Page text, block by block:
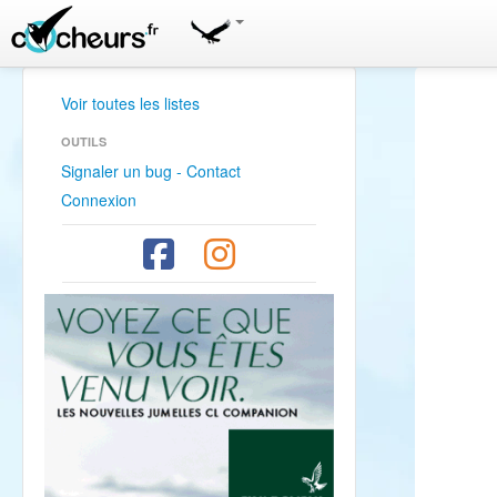
Voir toutes les listes
OUTILS
Signaler un bug - Contact
Connexion